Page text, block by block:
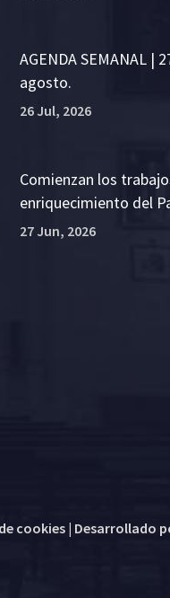
AGENDA SEMANAL |
agosto.
26 Jul, 2026
Comienzan los
enriquecimiento del
27 Jun, 2026
cookies| Desarrollado